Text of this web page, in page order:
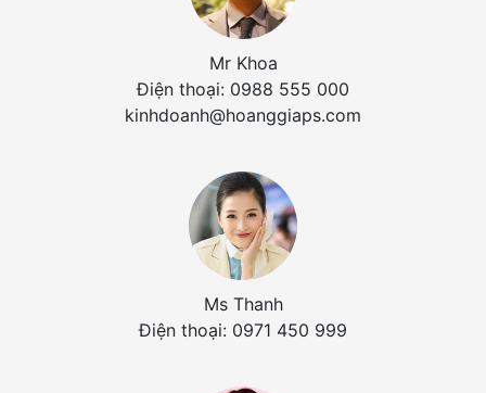
Mr Khoa
Điện thoại: 0988 555 000
kinhdoanh@hoanggiaps.com
Ms Thanh
Điện thoại: 0971 450 999